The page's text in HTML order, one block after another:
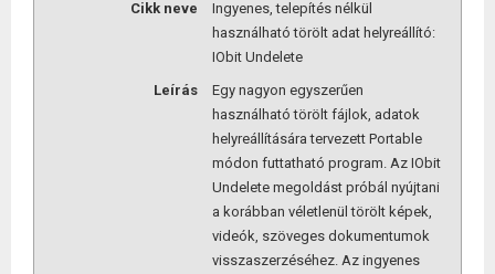
Cikk neve
Ingyenes, telepítés nélkül
használható törölt adat helyreállító:
IObit Undelete
Leírás
Egy nagyon egyszerűen
használható törölt fájlok, adatok
helyreállítására tervezett Portable
módon futtatható program. Az IObit
Undelete megoldást próbál nyújtani
a korábban véletlenül törölt képek,
videók, szöveges dokumentumok
visszaszerzéséhez. Az ingyenes